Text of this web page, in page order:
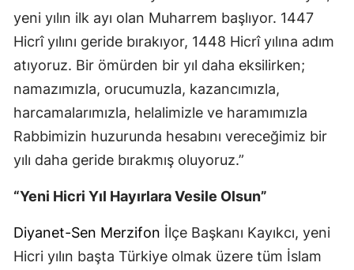
yeni yılın ilk ayı olan Muharrem başlıyor. 1447
Hicrî yılını geride bırakıyor, 1448 Hicrî yılına adım
atıyoruz. Bir ömürden bir yıl daha eksilirken;
namazımızla, orucumuzla, kazancımızla,
harcamalarımızla, helalimizle ve haramımızla
Rabbimizin huzurunda hesabını vereceğimiz bir
yılı daha geride bırakmış oluyoruz.”
“Yeni Hicri Yıl Hayırlara Vesile Olsun”
Diyanet-Sen Merzifon İlçe Başkanı Kayıkcı, yeni
Hicri yılın başta Türkiye olmak üzere tüm İslam